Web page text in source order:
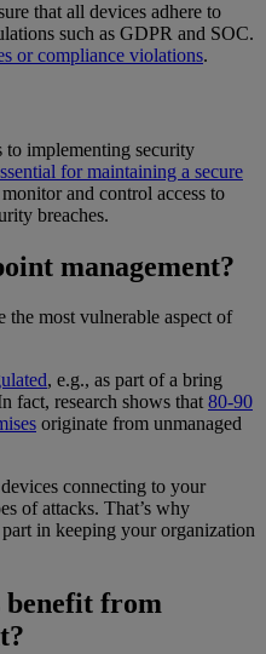
that all devices adhere to
such as GDPR and SOC.
or compliance violations.
to implementing security
for maintaining a secure
and control access to
breaches.
management?
the most vulnerable aspect of
, e.g., as part of a bring
fact, research shows that80-90
originate from unmanaged
connecting to your
of attacks. That’s why
in keeping your organization
benefit from